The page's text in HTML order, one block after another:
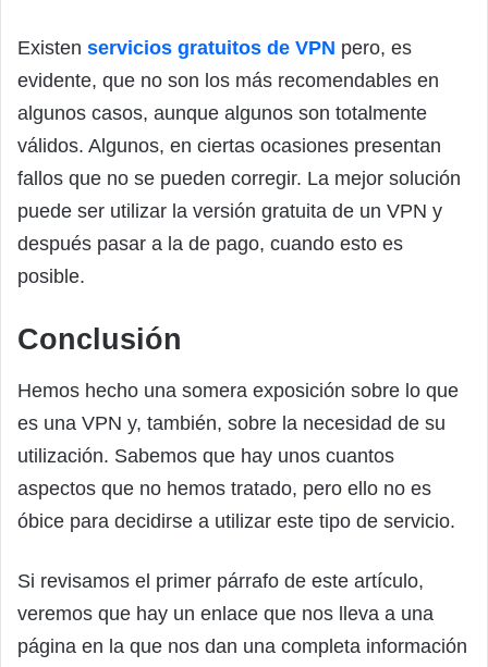
Existen servicios gratuitos de VPN pero, es
evidente, que no son los más recomendables en
algunos casos, aunque algunos son totalmente
válidos. Algunos, en ciertas ocasiones presentan
fallos que no se pueden corregir. La mejor solución
puede ser utilizar la versión gratuita de un VPN y
después pasar a la de pago, cuando esto es
posible.
Conclusión
Hemos hecho una somera exposición sobre lo que
es una VPN y, también, sobre la necesidad de su
utilización. Sabemos que hay unos cuantos
aspectos que no hemos tratado, pero ello no es
óbice para decidirse a utilizar este tipo de servicio.
Si revisamos el primer párrafo de este artículo,
veremos que hay un enlace que nos lleva a una
página en la que nos dan una completa información